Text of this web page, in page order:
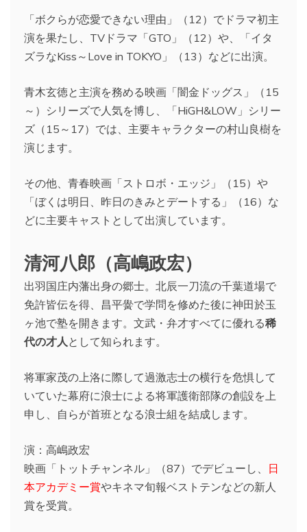
「ボクらが恋愛できない理由」（12）でドラマ初主
演を果たし、TVドラマ「GTO」（12）や、「イタ
ズラなKiss～Love in TOKYO」（13）などに出演。
青木玄徳と主演を務める映画「闇金ドッグス」（15
～）シリーズで人気を博し、「HiGH&LOW」シリー
ズ（15～17）では、主要キャラクターの村山良樹を
演じます。
その他、青春映画「ストロボ・エッジ」（15）や
「ぼくは明日、昨日のきみとデートする」（16）な
どに主要キャストとして出演しています。
清河八郎（高嶋政宏）
出羽国庄内藩出身の郷士。北辰一刀流の千葉道場で
免許皆伝を得、昌平黌で学問を修めた後に神田於玉
ヶ池で塾を開きます。文武・弁才すべてに優れる稀
代の才人 として知られます。
将軍家茂の上洛に際して過激志士の横行を危惧して
いていた幕府に浪士による将軍護衛部隊の創設を上
申し、自らが首班となる浪士組を結成します。
演：高嶋政宏
映画「トットチャンネル」（87）でデビューし、 日
本アカデミー賞やキネマ旬報ベストテンなどの新人
賞を受賞。